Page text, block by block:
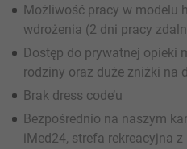
Możliwość pracy w modelu
wdrożenia (2 dni pracy
Dostęp do prywatnej opieki
rodziny oraz duże zniżki na
Brak dress code’u
Bezpośrednio na naszym
iMed24, strefa rekreacyjna z